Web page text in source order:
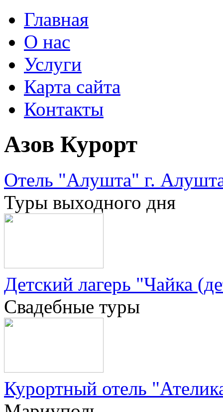
Главная
О нас
Услуги
Карта сайта
Контакты
Азов Курорт
Отель "Алушта" г.
Туры выходного дня
Детский лагерь "Чайка
Свадебные туры
Курортный отель